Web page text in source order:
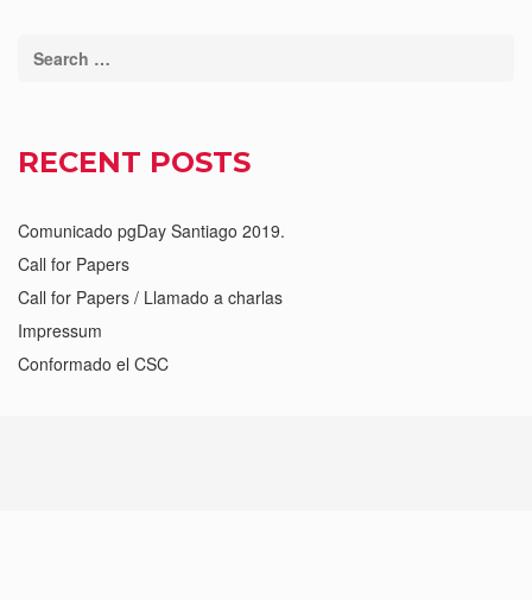
RECENT POSTS
Comunicado pgDay Santiago 2019.
Call for Papers
Call for Papers / Llamado a charlas
Impressum
Conformado el CSC